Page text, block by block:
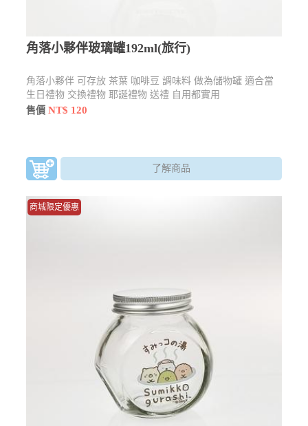
角落小夥伴玻璃罐192ml(旅行)
角落小夥伴 可存放 茶葉 咖啡豆 調味料 做為儲物罐 適合當
生日禮物 交換禮物 耶誕禮物 送禮 自用都實用
售價NT$ 120
了解商品
商城限定優惠